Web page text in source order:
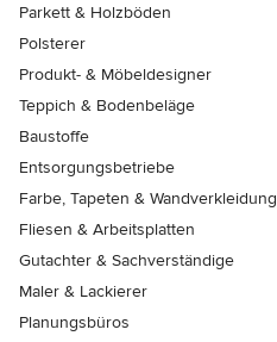
Parkett & Holzböden
Polsterer
Produkt- & Möbeldesigner
Teppich & Bodenbeläge
Baustoffe
Entsorgungsbetriebe
Farbe, Tapeten & Wandverkleidung
Fliesen & Arbeitsplatten
Gutachter & Sachverständige
Maler & Lackierer
Planungsbüros